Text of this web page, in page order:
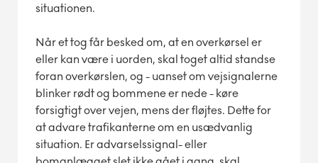
situationen.
Når et tog får besked om, at en overkørsel er
eller kan være i uorden, skal toget altid standse
foran overkørslen, og - uanset om vejsignalerne
blinker rødt og bommene er nede - køre
forsigtigt over vejen, mens der fløjtes. Dette for
at advare trafikanterne om en usædvanlig
situation. Er advarselssignal- eller